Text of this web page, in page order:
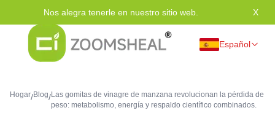
Nos alegra tenerle en nuestro sitio web. X
Español
Hogar/Blog/Las gomitas de vinagre de manzana revolucionan la pérdida de
peso: metabolismo, energía y respaldo científico combinados.